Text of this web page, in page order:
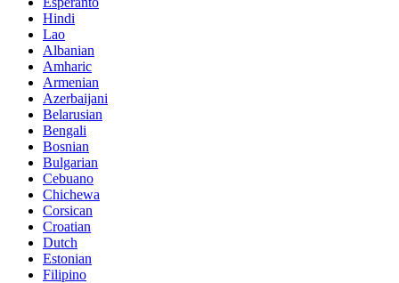
Hindi
Lao
Albanian
Amharic
Armenian
Azerbaijani
Belarusian
Bengali
Bosnian
Bulgarian
Cebuano
Chichewa
Corsican
Croatian
Dutch
Estonian
Filipino